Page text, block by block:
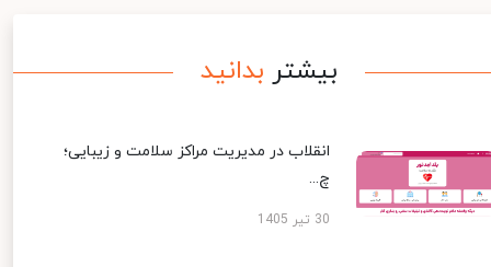
بیشتر بدانید
انقلاب در مدیریت مراکز سلامت و زیبایی؛
چ...
30 تیر 1405